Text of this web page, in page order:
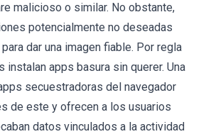
malicioso o similar. No obstante,
potencialmente no deseadas
dar una imagen fiable. Por regla
instalan apps basura sin querer. Una
secuestradoras del navegador
de este y ofrecen a los usuarios
datos vinculados a la actividad